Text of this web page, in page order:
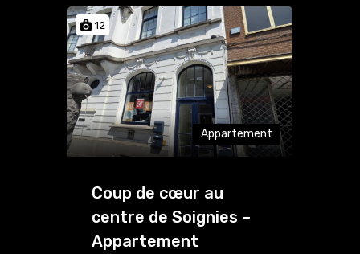
12
Appartement
Coup de cœur au
centre de Soignies –
Appartement